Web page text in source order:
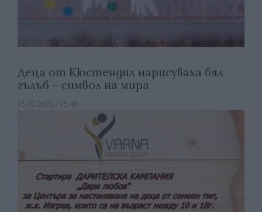
Деца от Кюстендил нарисуваха бял
гълъб – символ на мира
15.03.2022 / 15:48